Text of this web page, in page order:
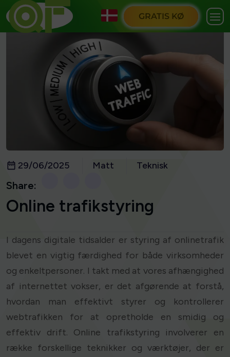
GRATIS KØ
29/06/2025 Matt Teknisk
Share:
Online trafikstyring
I dagens digitale tidsalder er styring af onlinetrafik
blevet en vigtig færdighed for både virksomheder
og enkeltpersoner. I takt med at vores afhængighed
af internettet vokser, er det afgørende at forstå,
hvordan man effektivt styrer og kontrollerer
webtrafikken for at opretholde en smidig og
effektiv drift. Online trafikstyring involverer en
række forskellige teknikker og værktøjer, der er